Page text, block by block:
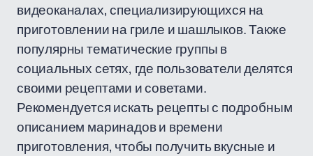
видеоканалах, специализирующихся на
приготовлении на гриле и шашлыков. Также
популярны тематические группы в
социальных сетях, где пользователи делятся
своими рецептами и советами.
Рекомендуется искать рецепты с подробным
описанием маринадов и времени
приготовления, чтобы получить вкусные и